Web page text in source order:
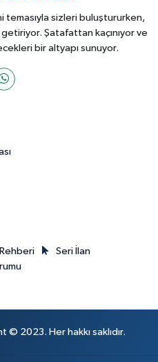
sizleri buluştururken,
Şatafattan kaçınıyor ve
bir altyapı sunuyor.
Seri İlan
© 2023. Her hakkı saklıdır.